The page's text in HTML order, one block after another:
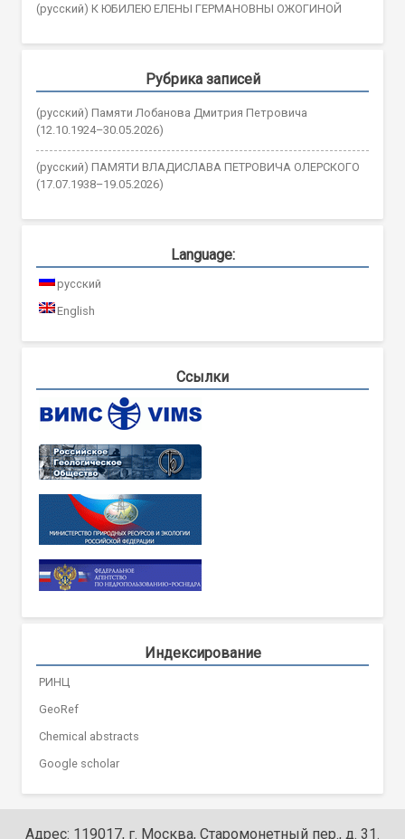
(русский) К ЮБИЛЕЮ ЕЛЕНЫ ГЕРМАНОВНЫ ОЖОГИНОЙ
Рубрика записей
(русский) Памяти Лобанова Дмитрия Петровича
(12.10.1924–30.05.2026)
(русский) ПАМЯТИ ВЛАДИСЛАВА ПЕТРОВИЧА ОЛЕРСКОГО
(17.07.1938–19.05.2026)
Language:
русский
English
Ссылки
Индексирование
РИНЦ
GeoRef
Chemical abstracts
Google scholar
Адрес: 119017, г. Москва, Старомонетный пер., д. 31.